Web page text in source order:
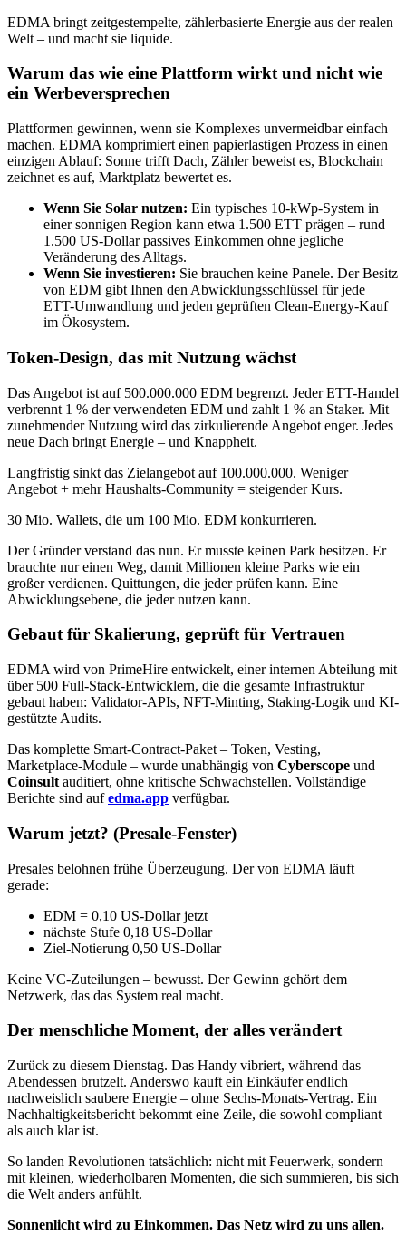
EDMA bringt zeitgestempelte, zählerbasierte Energie aus der realen
Welt – und macht sie liquide.
Warum das wie eine Plattform wirkt und nicht wie
ein Werbeversprechen
Plattformen gewinnen, wenn sie Komplexes unvermeidbar einfach
machen. EDMA komprimiert einen papierlastigen Prozess in einen
einzigen Ablauf: Sonne trifft Dach, Zähler beweist es, Blockchain
zeichnet es auf, Marktplatz bewertet es.
Wenn Sie Solar nutzen: Ein typisches 10-kWp-System in
einer sonnigen Region kann etwa 1.500 ETT prägen – rund
1.500 US-Dollar passives Einkommen ohne jegliche
Veränderung des Alltags.
Wenn Sie investieren: Sie brauchen keine Panele. Der Besitz
von EDM gibt Ihnen den Abwicklungsschlüssel für jede
ETT-Umwandlung und jeden geprüften Clean-Energy-Kauf
im Ökosystem.
Token-Design, das mit Nutzung wächst
Das Angebot ist auf 500.000.000 EDM begrenzt. Jeder ETT-Handel
verbrennt 1 % der verwendeten EDM und zahlt 1 % an Staker. Mit
zunehmender Nutzung wird das zirkulierende Angebot enger. Jedes
neue Dach bringt Energie – und Knappheit.
Langfristig sinkt das Zielangebot auf 100.000.000. Weniger
Angebot + mehr Haushalts-Community = steigender Kurs.
30 Mio. Wallets, die um 100 Mio. EDM konkurrieren.
Der Gründer verstand das nun. Er musste keinen Park besitzen. Er
brauchte nur einen Weg, damit Millionen kleine Parks wie ein
großer verdienen. Quittungen, die jeder prüfen kann. Eine
Abwicklungsebene, die jeder nutzen kann.
Gebaut für Skalierung, geprüft für Vertrauen
EDMA wird von PrimeHire entwickelt, einer internen Abteilung mit
über 500 Full-Stack-Entwicklern, die die gesamte Infrastruktur
gebaut haben: Validator-APIs, NFT-Minting, Staking-Logik und KI-
gestützte Audits.
Das komplette Smart-Contract-Paket – Token, Vesting,
Marketplace-Module – wurde unabhängig von Cyberscope und
Coinsult auditiert, ohne kritische Schwachstellen. Vollständige
Berichte sind aufedma.app verfügbar.
Warum jetzt? (Presale-Fenster)
Presales belohnen frühe Überzeugung. Der von EDMA läuft
gerade:
EDM = 0,10 US-Dollar jetzt
nächste Stufe 0,18 US-Dollar
Ziel-Notierung 0,50 US-Dollar
Keine VC-Zuteilungen – bewusst. Der Gewinn gehört dem
Netzwerk, das das System real macht.
Der menschliche Moment, der alles verändert
Zurück zu diesem Dienstag. Das Handy vibriert, während das
Abendessen brutzelt. Anderswo kauft ein Einkäufer endlich
nachweislich saubere Energie – ohne Sechs-Monats-Vertrag. Ein
Nachhaltigkeitsbericht bekommt eine Zeile, die sowohl compliant
als auch klar ist.
So landen Revolutionen tatsächlich: nicht mit Feuerwerk, sondern
mit kleinen, wiederholbaren Momenten, die sich summieren, bis sich
die Welt anders anfühlt.
Sonnenlicht wird zu Einkommen. Das Netz wird zu uns allen.